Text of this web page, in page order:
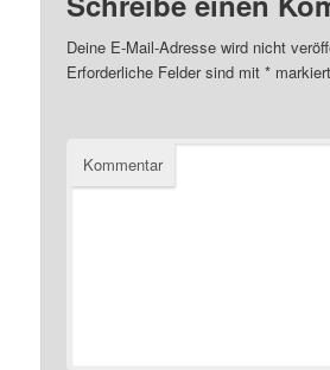
Deine E-Mail-Adresse wird nicht
Erforderliche Felder sind mit* markiert
Kommentar